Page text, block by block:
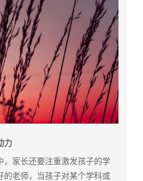
力
家长还要注重激发孩子的学
的老师，当孩子对某个学科或